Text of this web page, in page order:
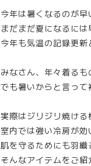
今年は暑くなるのが早
まだまだ夏になるには
今年も気温の記録更新
みなさん、年々着るも
でも暑いからと言って
実際はジリジリ焼ける
室内では強い冷房が効
肌を守るためにも羽
そんなアイテムをご紹